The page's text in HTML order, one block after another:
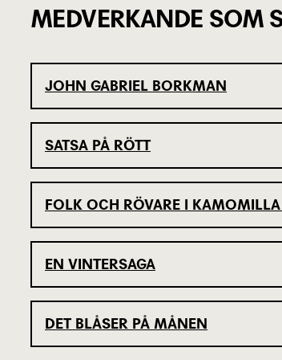
MEDVERKANDE SOM
JOHN GABRIEL BORKMAN
SATSA PÅ RÖTT
FOLK OCH RÖVARE I KAMOMILLA
EN VINTERSAGA
DET BLÅSER PÅ MÅNEN